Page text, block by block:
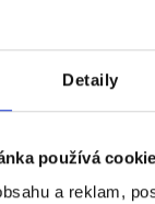
Detaily
používá
a reklam,